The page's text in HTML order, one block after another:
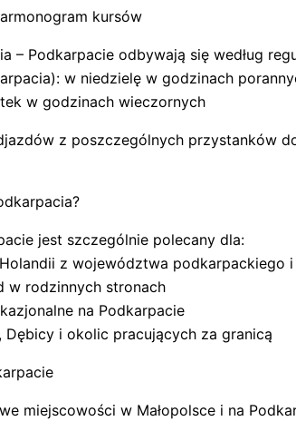
kursów
– Podkarpacie odbywają się według
w niedzielę w godzinach
w godzinach wieczornych
z poszczególnych przystanków
jest szczególnie polecany dla:
z województwa podkarpackiego i
w rodzinnych stronach
na Podkarpacie
Dębicy i okolic pracujących za granicą
miejscowości w Małopolsce i na